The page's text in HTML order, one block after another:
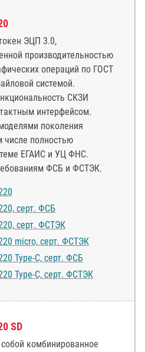
ЭЦП 3.0,
производительностью
операций по ГОСТ
системой.
СКЗИ
интерфейсом.
поколения
числе полностью
ЕГАИС и УЦ ФНС.
ФСБ и ФСТЭК.
серт. ФСБ
серт. ФСТЭК
micro, серт. ФСТЭК
Type-C, серт. ФCБ
Type-C, серт. ФСТЭК
SD
комбинированное